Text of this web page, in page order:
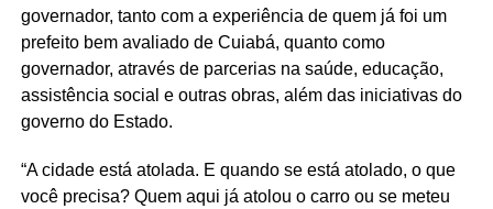
governador, tanto com a experiência de quem já foi um
prefeito bem avaliado de Cuiabá, quanto como
governador, através de parcerias na saúde, educação,
assistência social e outras obras, além das iniciativas do
governo do Estado.
“A cidade está atolada. E quando se está atolado, o que
você precisa? Quem aqui já atolou o carro ou se meteu